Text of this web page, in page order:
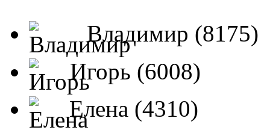
Владимир (8175)
Игорь (6008)
Елена (4310)